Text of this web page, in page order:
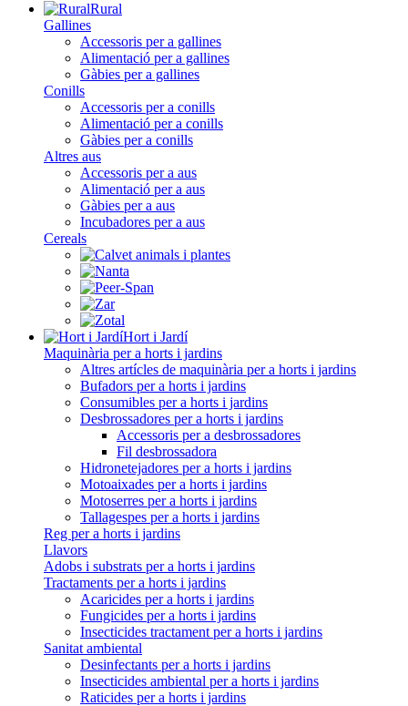
Rural
Gallines
Accessoris per a gallines
Alimentació per a gallines
Gàbies per a gallines
Conills
Accessoris per a conills
Alimentació per a conills
Gàbies per a conills
Altres aus
Accessoris per a aus
Alimentació per a aus
Gàbies per a aus
Incubadores per a aus
Cereals
Hort i Jardí
Maquinària per a horts i jardins
Altres artícles de maquinària per a horts i jardins
Bufadors per a horts i jardins
Consumibles per a horts i jardins
Desbrossadores per a horts i jardins
Accessoris per a desbrossadores
Fil desbrossadora
Hidronetejadores per a horts i jardins
Motoaixades per a horts i jardins
Motoserres per a horts i jardins
Tallagespes per a horts i jardins
Reg per a horts i jardins
Llavors
Adobs i substrats per a horts i jardins
Tractaments per a horts i jardins
Acaricides per a horts i jardins
Fungicides per a horts i jardins
Insecticides tractament per a horts i jardins
Sanitat ambiental
Desinfectants per a horts i jardins
Insecticides ambiental per a horts i jardins
Raticides per a horts i jardins